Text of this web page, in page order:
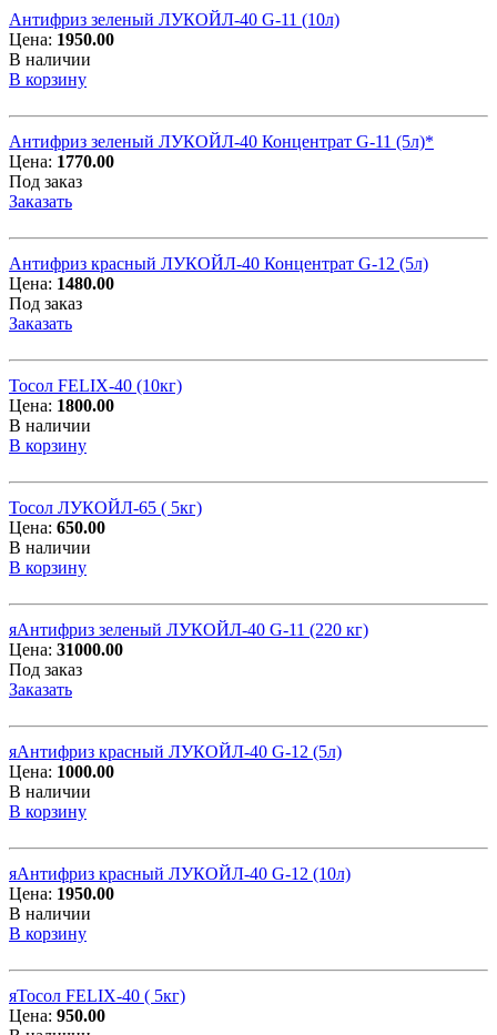
Антифриз зеленый ЛУКОЙЛ-40 G-11 (10л)
Цена: 1950.00
В наличии
В корзину
Антифриз зеленый ЛУКОЙЛ-40 Концентрат G-11 (5л)*
Цена: 1770.00
Под заказ
Заказать
Антифриз красный ЛУКОЙЛ-40 Концентрат G-12 (5л)
Цена: 1480.00
Под заказ
Заказать
Тосол FELIX-40 (10кг)
Цена: 1800.00
В наличии
В корзину
Тосол ЛУКОЙЛ-65 ( 5кг)
Цена: 650.00
В наличии
В корзину
яАнтифриз зеленый ЛУКОЙЛ-40 G-11 (220 кг)
Цена: 31000.00
Под заказ
Заказать
яАнтифриз красный ЛУКОЙЛ-40 G-12 (5л)
Цена: 1000.00
В наличии
В корзину
яАнтифриз красный ЛУКОЙЛ-40 G-12 (10л)
Цена: 1950.00
В наличии
В корзину
яТосол FELIX-40 ( 5кг)
Цена: 950.00